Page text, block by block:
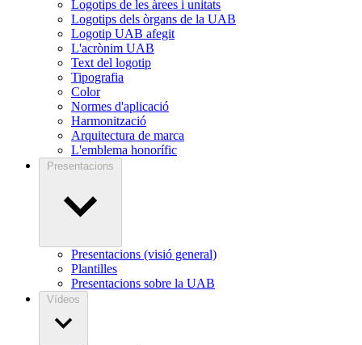
Logotips de les àrees i unitats
Logotips dels òrgans de la UAB
Logotip UAB afegit
L'acrònim UAB
Text del logotip
Tipografia
Color
Normes d'aplicació
Harmonització
Arquitectura de marca
L'emblema honorífic
Presentacions
Presentacions (visió general)
Plantilles
Presentacions sobre la UAB
Vídeos